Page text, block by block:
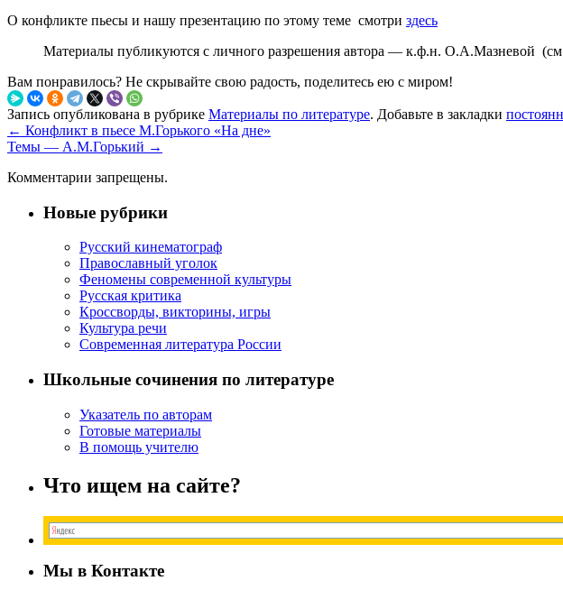
О конфликте пьесы и нашу презентацию по этому теме смотри здесь
Материалы публикуются с личного разрешения автора — к.ф.н. О.А.Мазневой
Вам понравилось? Не скрывайте свою радость, поделитесь ею с миром!
Запись опубликована в рубрике Материалы по литературе. Добавьте в закладки
← Конфликт в пьесе М.Горького «На дне»
Темы — А.М.Горький →
Комментарии запрещены.
Новые рубрики
Русский кинематограф
Православный уголок
Феномены современной культуры
Русская критика
Кроссворды, викторины, игры
Культура речи
Современная литература России
Школьные сочинения по литературе
Указатель по авторам
Готовые материалы
В помощь учителю
Что ищем на сайте?
Мы в Контакте